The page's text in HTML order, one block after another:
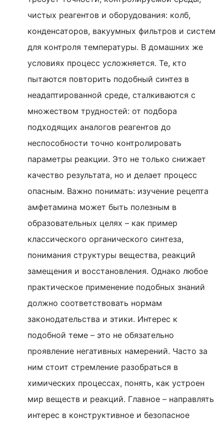
чистых реагентов и оборудования: колб,
конденсаторов, вакуумных фильтров и систем
для контроля температуры. В домашних же
условиях процесс усложняется. Те, кто
пытаются повторить подобный синтез в
неадаптированной среде, сталкиваются с
множеством трудностей: от подбора
подходящих аналогов реагентов до
неспособности точно контролировать
параметры реакции. Это не только снижает
качество результата, но и делает процесс
опасным. Важно понимать: изучение рецепта
амфетамина может быть полезным в
образовательных целях – как пример
классического органического синтеза,
понимания структуры вещества, реакций
замещения и восстановления. Однако любое
практическое применение подобных знаний
должно соответствовать нормам
законодательства и этики. Интерес к
подобной теме – это не обязательно
проявление негативных намерений. Часто за
ним стоит стремление разобраться в
химических процессах, понять, как устроен
мир веществ и реакций. Главное – направлять
интерес в конструктивное и безопасное